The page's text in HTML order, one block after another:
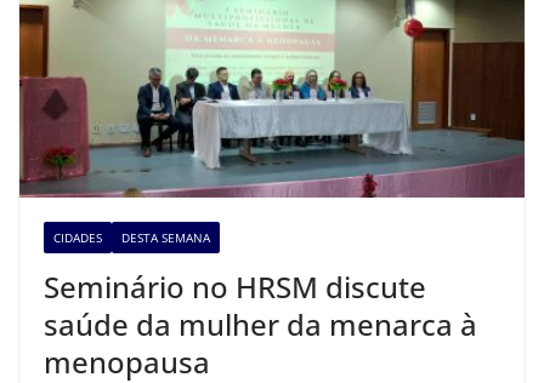
CIDADES DESTA SEMANA
Seminário no HRSM discute
saúde da mulher da menarca à
menopausa